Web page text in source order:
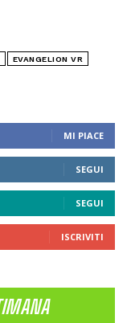
MI PIACE
SEGUI
SEGUI
ISCRIVITI
EVANGELION VR